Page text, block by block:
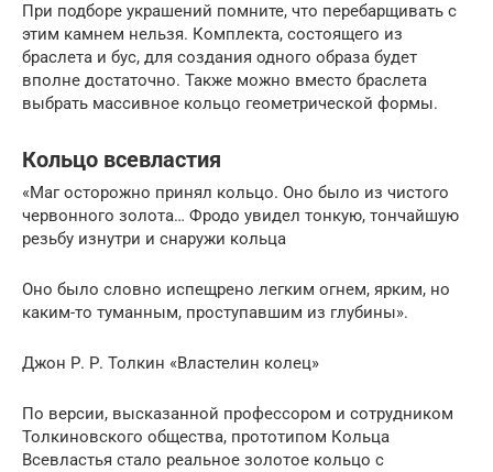
При подборе украшений помните, что перебарщивать с
этим камнем нельзя. Комплекта, состоящего из
браслета и бус, для создания одного образа будет
вполне достаточно. Также можно вместо браслета
выбрать массивное кольцо геометрической формы.
Кольцо всевластия
«Маг осторожно принял кольцо. Оно было из чистого
червонного золота… Фродо увидел тонкую, тончайшую
резьбу изнутри и снаружи кольца
Оно было словно испещрено легким огнем, ярким, но
каким-то туманным, проступавшим из глубины».
Джон Р. Р. Толкин «Властелин колец»
По версии, высказанной профессором и сотрудником
Толкиновского общества, прототипом Кольца
Всевластья стало реальное золотое кольцо с